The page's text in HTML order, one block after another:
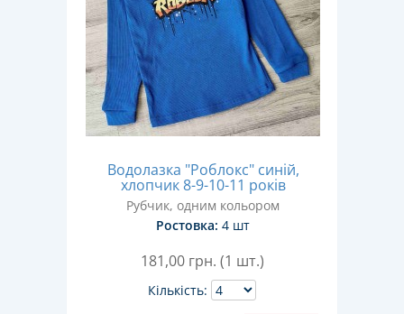
Водолазка "Роблокс" синій,
хлопчик 8-9-10-11 років
Рубчик, одним кольором
Ростовка: 4 шт
181,00 грн. (1 шт.)
Кількість: